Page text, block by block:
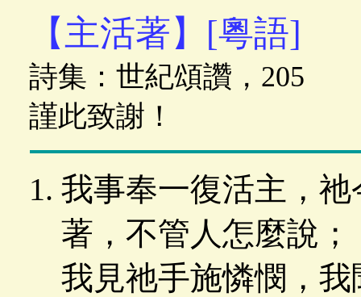
【主活著】[粵語]
詩集：世紀頌讚，
謹此致謝！
我事奉一復活主，
著，不管人怎麼說；
我見祂手施憐憫，